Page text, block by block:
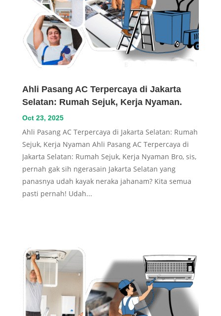
Ahli Pasang AC Terpercaya di Jakarta
Selatan: Rumah Sejuk, Kerja Nyaman.
Oct 23, 2025
Ahli Pasang AC Terpercaya di Jakarta Selatan: Rumah
Sejuk, Kerja Nyaman Ahli Pasang AC Terpercaya di
Jakarta Selatan: Rumah Sejuk, Kerja Nyaman Bro, sis,
pernah gak sih ngerasain Jakarta Selatan yang
panasnya udah kayak neraka jahanam? Kita semua
pasti pernah! Udah...